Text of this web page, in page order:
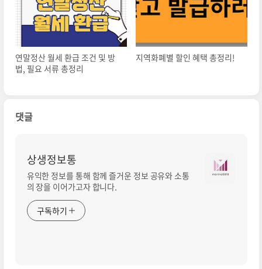
연말정산 월세 환급 조건 및 방
법, 필요 서류 총정리
지역화폐별 할인 혜택 총정리!
댓글
상생정보통
유익한 정보를 통해 함께 즐거운 정보 공유와 소통
의 장을 이어가고자 합니다.
구독하기